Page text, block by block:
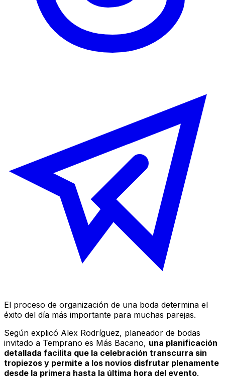
El proceso de organización de una boda determina el
éxito del día más importante para muchas parejas.
Según explicó Alex Rodríguez, planeador de bodas
invitado a Temprano es Más Bacano, una planificación
detallada facilita que la celebración transcurra sin
tropiezos y permite a los novios disfrutar plenamente
desde la primera hasta la última hora del evento.